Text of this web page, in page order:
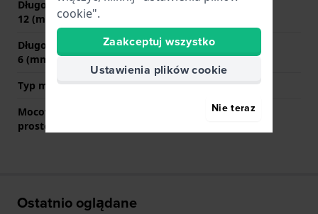
Długość paska na godzinie
12 (mm)
85 mm
Długość paska na godzinie
6 (mm)
135 mm
Typ mocowania
Kołki sprężyste
Mocowanie za pomocą
prostego bolca
Ostatnio oglądane
cookie".
Zaakceptuj wszystko
Ustawienia plików cookie
Nie teraz